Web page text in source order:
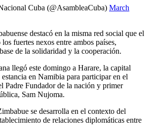
Cuba (@AsambleaCuba) March
destacó en la misma red social que el
fuertes nexos entre ambos países,
de la solidaridad y la cooperación.
llegó este domingo a Harare, la capital
estancia en Namibia para participar en el
Padre Fundador de la nación y primer
Sam Nujoma.
se desarrolla en el contexto del
de relaciones diplomáticas entre